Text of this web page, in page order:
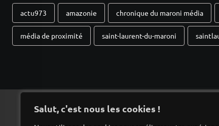
Salut, c'est nous les cookies !
actu973 amazonie chronique du maroni média
média de proximité saint-laurent-du-maroni